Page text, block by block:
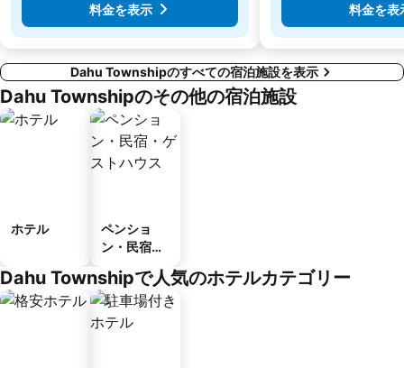
料金を表示
料金を表
Dahu Townshipのすべての宿泊施設を表示
Dahu Townshipのその他の宿泊施設
ホテル
ペンショ
ン・民宿・
ス
Dahu Townshipで人気のホテルカテゴリー